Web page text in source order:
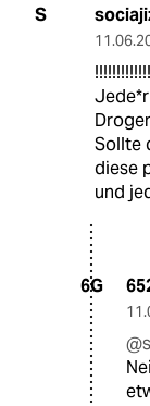
S
Sollte
diese
und
6G